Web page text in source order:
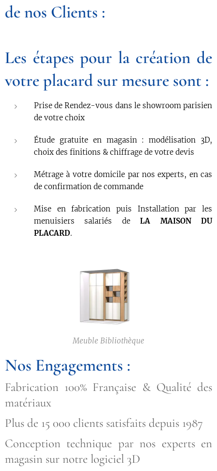
de nos Clients :
Les étapes pour la création de
votre placard sur mesure sont :
Prise de Rendez-vous dans le showroom parisien
de votre choix
Étude gratuite en magasin : modélisation 3D,
choix des finitions & chiffrage de votre devis
Métrage à votre domicile par nos experts, en cas
de confirmation de commande
Mise en fabrication puis Installation par les
menuisiers salariés deLA MAISON DU
PLACARD.
Meuble Bibliothèque
Nos Engagements :
Fabrication 100% Française & Qualité des
matériaux
Plus de 15 000 clients satisfaits depuis 1987
Conception technique par nos experts en
magasin sur notre logiciel 3D